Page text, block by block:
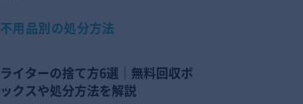
不用品別の処分方法
ライターの捨て方6選｜無料回収ボ
ックスや処分方法を解説